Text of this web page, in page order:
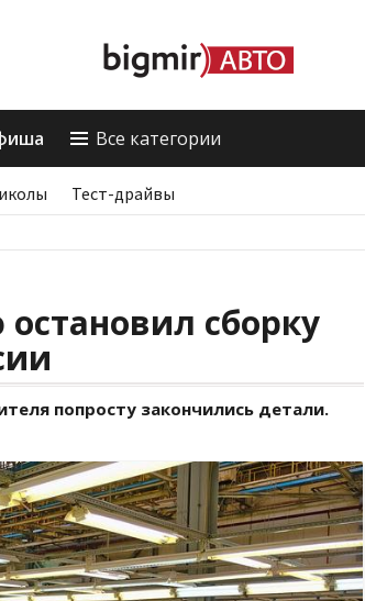
Все категории
Тест-драйвы
сборку
попросту закончились детали.